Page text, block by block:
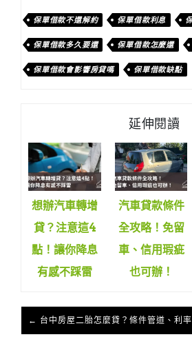
保單借款不還解約 保單借款利息
保單借款多久要還 保單借款怎麼還
保單借款會影響房貸嗎 保單借款缺點
延伸閱讀
想辦汽車轉增
貸？注意這4
點！讓你降息
有感不踩雷
汽車貸款條件
全攻略！免留
車、信用瑕疵
也可辦！
← 台中房屋二胎怎麼貸？條件管道、利率